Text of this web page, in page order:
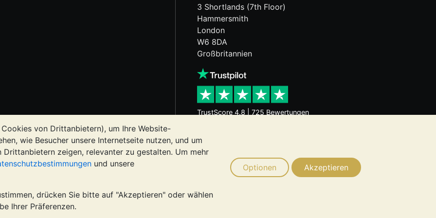
von Drittanbietern), um Ihre Website-
wie Besucher unsere Internetseite nutzen, und um
zeigen, relevanter zu gestalten. Um mehr
und unsere
drücken Sie bitte auf "Akzeptieren" oder wählen
Ihrer Präferenzen.
Optionen Akzeptieren
3 Shortlands (7th Floor)
Hammersmith
London
W6 8DA
Großbritannien
TrustScore 4.8 | 725 Bewertungen
kann sowohl steigen als auch fallen. Historische Trends sind keine Garantie für
den Webseiten von BullionVault oder in der Kommunikation stellt eine Anlageberatung dar. Sie
lassen, um zu sehen, ob der Besitz von Edelmetallen das Richtige für Sie ist.
ist registriert in England und Wales unter der Steuernummer 4943684